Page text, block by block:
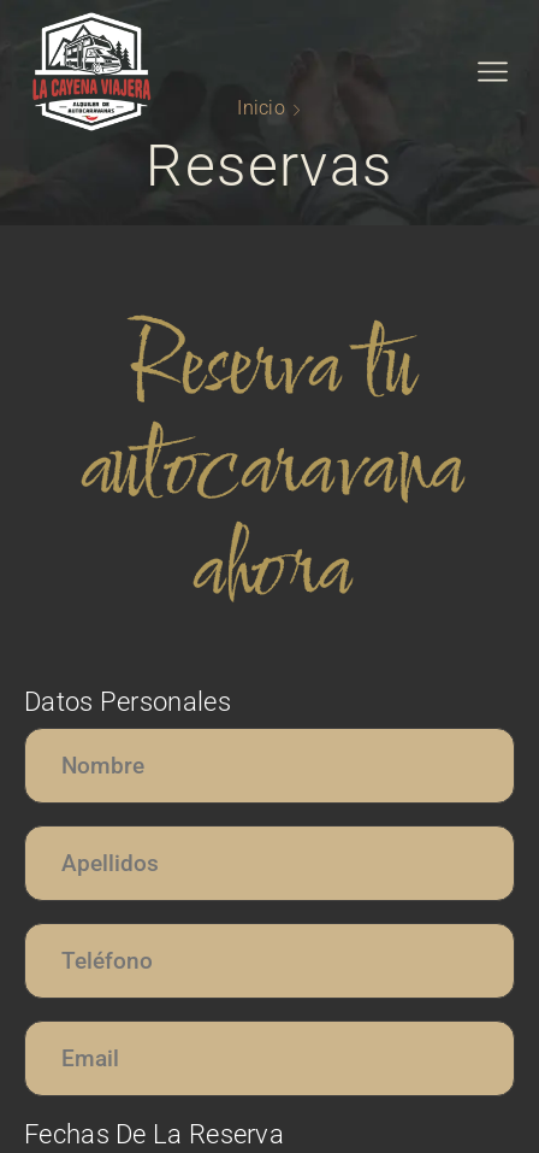
Inicio
Reservas
Reserva tu
autocaravana
ahora
Datos Personales
Fechas De La Reserva